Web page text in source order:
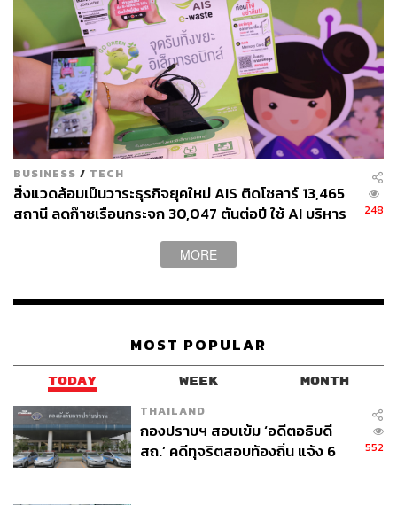
BUSINESS / TECH
สิ่งแวดล้อมเป็นวาระธุรกิจยุคใหม่ AIS ติดโซลาร์ 13,465
สถานี ลดก๊าซเรือนกระจก 30,047 ตันต่อปี ใช้ AI บริหาร
248
MORE
MOST POPULAR
TODAY WEEK MONTH
THAILAND
กองปราบฯ สอบเข้ม ‘อดีตอธิบดี
สถ.’ คดีทุจริตสอบท้องถิ่น แจ้ง 6
552